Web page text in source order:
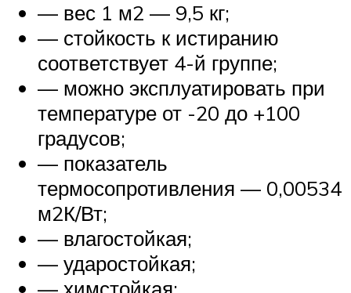
— вес 1 м2 — 9,5 кг;
— стойкость к истиранию
соответствует 4-й группе;
— можно эксплуатировать при
температуре от -20 до +100
градусов;
— показатель
термосопротивления — 0,00534
м2К/Вт;
— влагостойкая;
— ударостойкая;